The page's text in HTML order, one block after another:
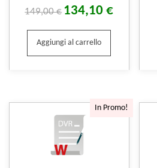
149,00€ 134,10€
Aggiungi al carrello
In Promo!